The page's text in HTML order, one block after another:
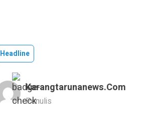
Headline
Karangtarunanews.com
Penulis